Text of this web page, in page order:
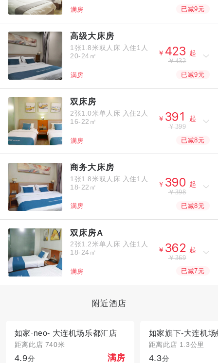
满房 已减9元
高级大床房
1张1.8米双人床 入住1人
20-24㎡
￥  起
￥432
满房 已减9元
双床房
2张1.0米单人床 入住2人
16-22㎡
￥  
起
￥399
满房 已减8元
商务大床房
1张1.8米双人床 入住1人
18-22㎡
￥ 
起
￥398
满房 已减8元
双床房A
2张1.2米单人床 入住1人
18-24㎡
￥ 
起
￥369
满房 已减7元
附近酒店
如家·neo- 大连机场乐都汇店
距离此店 740米
4.9分 满房
距离此店 1.3公里
4.3分